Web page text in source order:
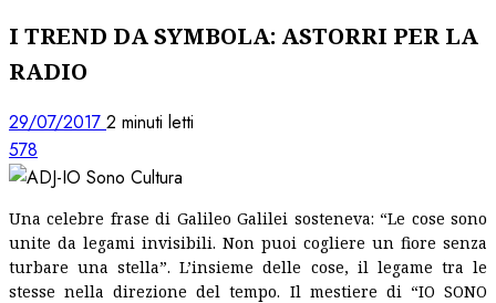
I TREND DA SYMBOLA: ASTORRI PER LA
RADIO
29/07/2017 2 minuti letti
578
Una celebre frase di Galileo Galilei sosteneva: “Le cose sono
unite da legami invisibili. Non puoi cogliere un fiore senza
turbare una stella”. L’insieme delle cose, il legame tra le
stesse nella direzione del tempo. Il mestiere di “IO SONO